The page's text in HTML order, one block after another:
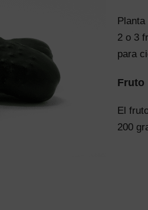
2 o 3
para
Fruto
El
200